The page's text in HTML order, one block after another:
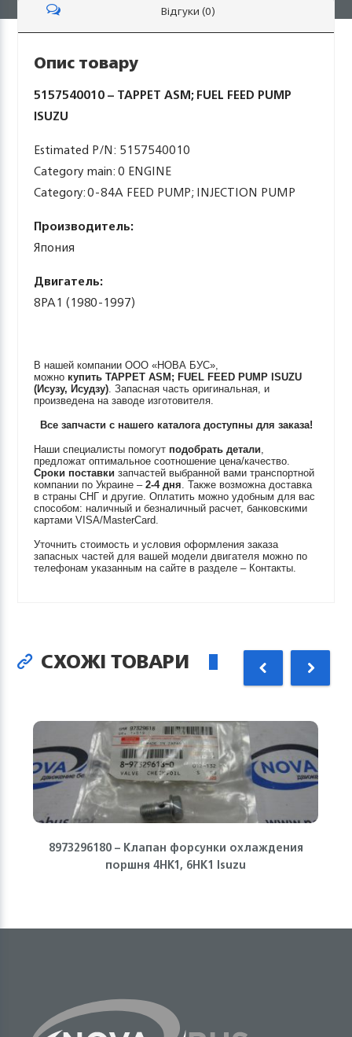
Відгуки (0)
Опис товару
5157540010 – TAPPET ASM; FUEL FEED PUMP
ISUZU
Estimated P/N: 5157540010
Category main: 0 ENGINE
Category: 0-84A FEED PUMP; INJECTION PUMP
Производитель:
Япония
Двигатель:
8PA1 (1980-1997)
В нашей компании ООО «НОВА БУС»,
можно купитьTAPPET ASM; FUEL FEED PUMP ISUZU
(Исузу, Исудзу). Запасная часть оригинальная, и
произведена на заводе изготовителя.
Все запчасти с нашего каталога доступны для заказа!
Наши специалисты помогут подобрать детали,
предложат оптимальное соотношение цена/качество.
Сроки поставки запчастей выбранной вами транспортной
компании по Украине –2-4 дня. Также возможна доставка
в страны СНГ и другие. Оплатить можно удобным для вас
способом: наличный и безналичный расчет, банковскими
картами VISA/MasterCard.
Уточнить стоимость и условия оформления заказа
запасных частей для вашей модели двигателя можно по
телефонам указанным на сайте в разделе – Контакты.
СХОЖІ ТОВАРИ
8973296180 – Клапан форсунки охлаждения
поршня 4HK1, 6HK1 Isuzu